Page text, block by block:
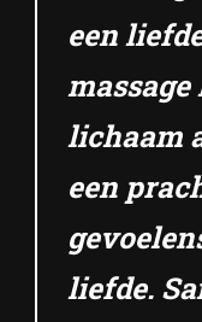
een
lichaam
een
liefde.